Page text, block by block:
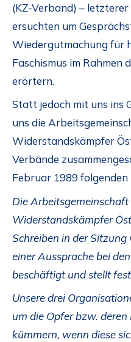
(KZ-Verband) –
ersuchten um
Wiedergutmachung für
Faschismus im Rahmen
erörtern.
Statt jedoch mit uns ins
uns die
Widerstandskämpfer
Verbände
Februar 1989 folgenden
Die
Widerstandskämpfer
Schreiben in der
einer Aussprache bei
beschäftigt und stellt
Unsere drei
um die Opfer bzw.
kümmern, wenn diese